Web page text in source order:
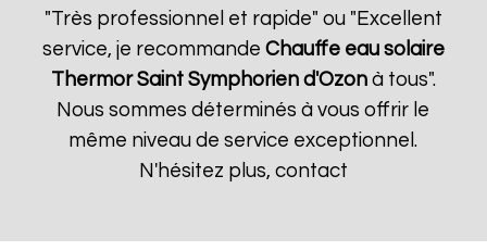
"Très professionnel et rapide" ou "Excellent
service, je recommande Chauffe eau solaire
Thermor Saint Symphorien d'Ozonà tous".
Nous sommes déterminés à vous offrir le
même niveau de service exceptionnel.
N'hésitez plus, contact